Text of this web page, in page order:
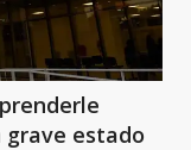
estado